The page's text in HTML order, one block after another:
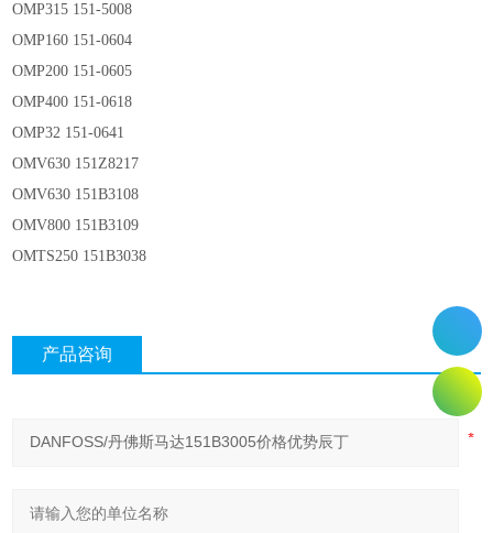
OMP315 151-5008
OMP160 151-0604
OMP200 151-0605
OMP400 151-0618
OMP32 151-0641
OMV630 151Z8217
OMV630 151B3108
OMV800 151B3109
OMTS250 151B3038
产品咨询